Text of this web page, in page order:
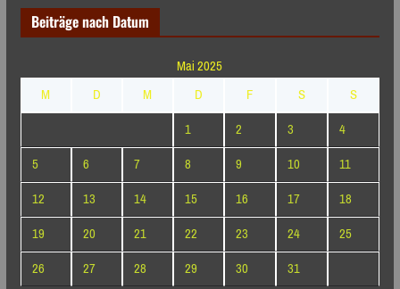
Beiträge nach Datum
Mai 2025
M
D M D F S
S
1
2 3
4
5
6 7 8 9 10
11
12
13 14 15 16 17
18
19
20 21 22 23 24
25
26
27 28 29 30 31